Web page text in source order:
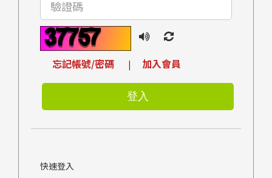
忘記帳號/密碼 | 加入會員
快速登入